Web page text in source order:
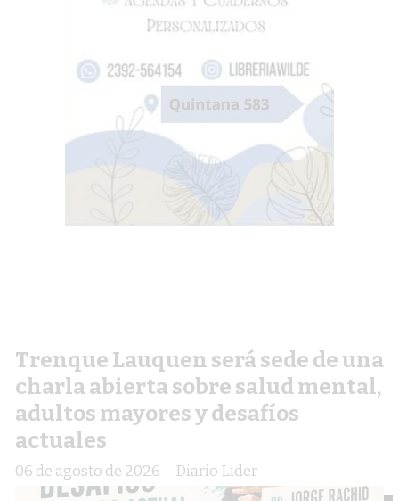
Trenque Lauquen será sede de una
charla abierta sobre salud mental,
adultos mayores y desafíos
actuales
Diario Lider
06 de agosto de 2026